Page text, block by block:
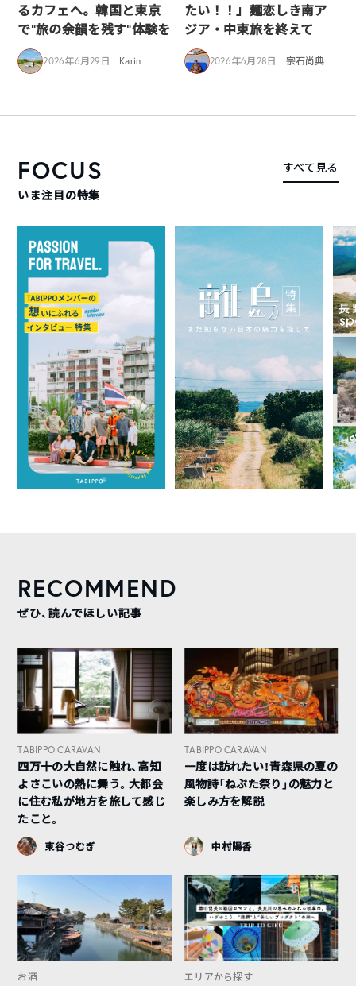
るカフェへ。韓国と東京
で“旅の余韻を残す”体験を
2026年6月29日 Karin
たい！！」麺恋しき南ア
ジア・中東旅を終えて
2026年6月28日 宗石尚典
FOCUS
いま注目の特集
すべて見る
RECOMMEND
ぜひ、読んでほしい記事
TABIPPO CARAVAN
四万十の大自然に触れ、高知
よさこいの熱に舞う。大都会
に住む私が地方を旅して感じ
たこと。
東谷つむぎ
TABIPPO CARAVAN
一度は訪れたい！青森県の夏の
風物詩「ねぶた祭り」の魅力と
楽しみ方を解説
中村陽香
お酒 エリアから探す